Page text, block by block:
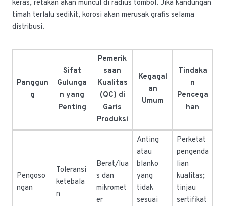
keras, retakan akan muncul di radius tombol. Jika kandungan
timah terlalu sedikit, korosi akan merusak grafis selama
distribusi.
Panggun
g
Sifat
Gulunga
n yang
Penting
Pemerik
saan
Kualitas
(QC) di
Garis
Produksi
Kegagal
an
Umum
Tindaka
n
Pencega
han
Pengoso
ngan
Toleransi
ketebala
n
Berat/lua
s dan
mikromet
er
Anting
atau
blanko
yang
tidak
sesuai
Perketat
pengenda
lian
kualitas;
tinjau
sertifikat